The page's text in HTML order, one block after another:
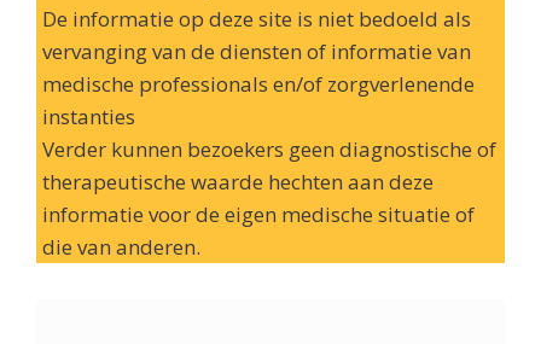
De informatie op deze site is niet bedoeld als
vervanging van de diensten of informatie van
medische professionals en/of zorgverlenende
instanties
Verder kunnen bezoekers geen diagnostische of
therapeutische waarde hechten aan deze
informatie voor de eigen medische situatie of
die van anderen.